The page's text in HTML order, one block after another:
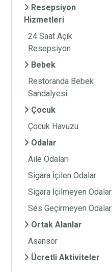
Hizmetleri
24 Saat Açık
Resepsiyon
Bebek
Restoranda Bebek
Sandalyesi
Çocuk
Çocuk Havuzu
Odalar
Aile Odaları
Sigara İçilen Odalar
Sigara İçilmeyen Odalar
Ses Geçirmeyen Odalar
Ortak Alanlar
Asansör
Ücretli Aktiviteler